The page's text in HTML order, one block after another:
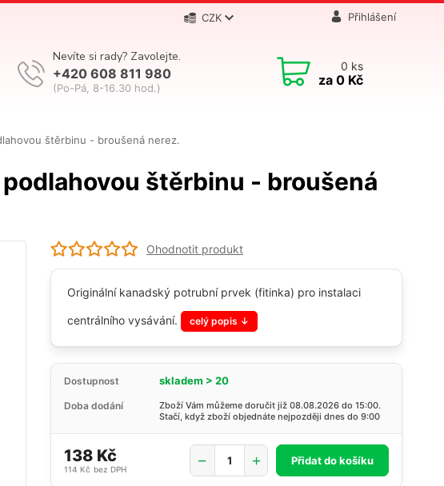
CZK Přihlášení
Nevíte si rady? Zavolejte.
+420 608 811 980
(Po-Pá, 8-16.30 hod.)
0 ks
za0 Kč
štěrbinu - broušená nerez.
štěrbinu - broušená
Ohodnotit produkt
Originální kanadský potrubní prvek (fitinka) pro instalaci
centrálního vysávání. celý popis
Dostupnost skladem > 20
Doba dodání
Zboží Vám můžeme doručit již 08.08.2026 do 15:00.
Stačí, když zboží objednáte nejpozději dnes do 9:00
138 Kč
114 Kč bez DPH
Přidat do košíku